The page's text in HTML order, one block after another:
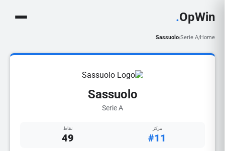
OpWin
.
Home
/
Serie A
/
Sassuolo
Sassuolo
Serie A
مركز
#11
نقاط
49